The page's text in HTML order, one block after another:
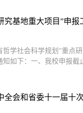
究基地重大项目”申报
学社会科学规划“重点
如下：一、我校申报截
全会和省委十一届十